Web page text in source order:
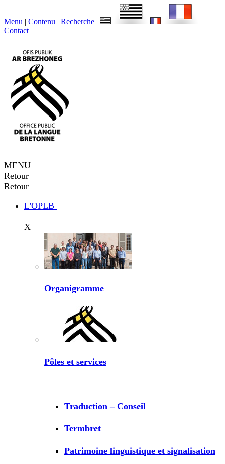
Menu | Contenu | Recherche |
Contact
MENU
Retour
Retour
L'OPLB
X
Organigramme
Pôles et services
Traduction – Conseil
Termbret
Patrimoine linguistique et signalisation